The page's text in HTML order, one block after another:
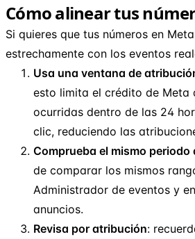
Cómo alinear tus
Si quieres que tus números en
estrechamente con los eventos
Usa una ventana de
esto limita el crédito de Meta
ocurridas dentro de las 24
clic, reduciendo las
Comprueba el mismo periodo
de comparar los mismos
Administrador de eventos y
anuncios.
Revisa por atribución: